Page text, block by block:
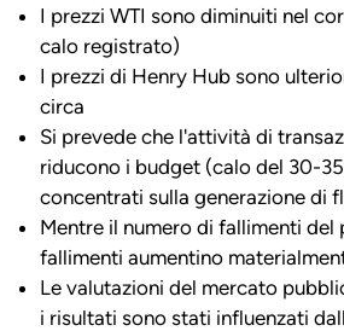
I prezzi WTI sono diminuiti nel
calo registrato)
I prezzi di Henry Hub sono
circa
Si prevede che l'attività di
riducono i budget (calo del 30-
concentrati sulla generazione di
Mentre il numero di fallimenti
fallimenti aumentino
Le valutazioni del mercato
i risultati sono stati influenzati